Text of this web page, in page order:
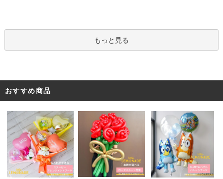
ツ52枚 推し活
もっと見る
おすすめ商品